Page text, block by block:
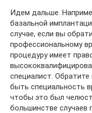
Идем дальше.
базальной
случае, если вы
профессиональному
процедуру имеет
специалист.
быть специальность
чтобы это был
большинстве случаев